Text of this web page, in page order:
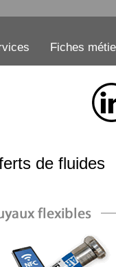
Fiches
de fluides